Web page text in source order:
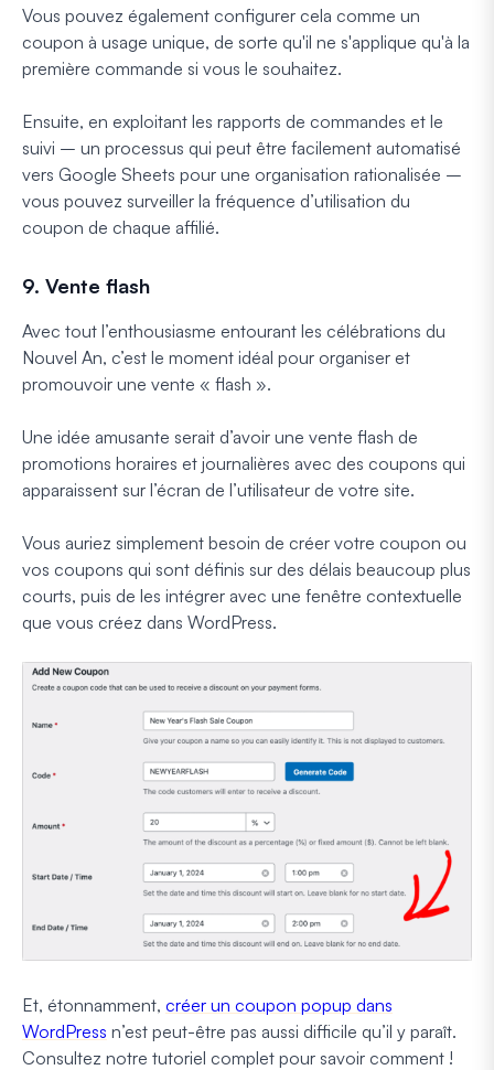
Vous pouvez également configurer cela comme un
coupon à usage unique, de sorte qu'il ne s'applique qu'à la
première commande si vous le souhaitez.
Ensuite, en exploitant les rapports de commandes et le
suivi – un processus qui peut être facilement automatisé
vers Google Sheets pour une organisation rationalisée –
vous pouvez surveiller la fréquence d’utilisation du
coupon de chaque affilié.
9. Vente flash
Avec tout l’enthousiasme entourant les célébrations du
Nouvel An, c’est le moment idéal pour organiser et
promouvoir une vente « flash ».
Une idée amusante serait d’avoir une vente flash de
promotions horaires et journalières avec des coupons qui
apparaissent sur l’écran de l’utilisateur de votre site.
Vous auriez simplement besoin de créer votre coupon ou
vos coupons qui sont définis sur des délais beaucoup plus
courts, puis de les intégrer avec une fenêtre contextuelle
que vous créez dans WordPress.
Et, étonnamment, créer un coupon popup dans
WordPress n’est peut-être pas aussi difficile qu’il y paraît.
Consultez notre tutoriel complet pour savoir comment !